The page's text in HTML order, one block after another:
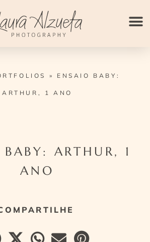
» ENSAIO BABY:
ARTHUR, 1 ANO
ARTHUR, 1
ANO